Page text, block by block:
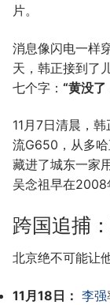
片。
消息像闪电一样
天，韩正接到了
七个字： “黄没
11月7日清晨，
流G650，从多
藏进了城东一家
吴念祖早在2008
跨国追捕
北京绝不可能让
11月18日： 李强